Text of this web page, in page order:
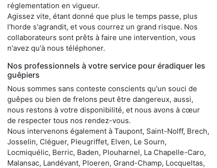
réglementation en vigueur.
Agissez vite, étant donné que plus le temps passe, plus
l'horde s'agrandit, et vous courrez un grand risque. Nos
collaborateurs sont prêts à faire une intervention, vous
n'avez qu'à nous téléphoner.
Nos professionnels à votre service pour éradiquer les
guêpiers
Nous sommes sans conteste conscients qu'un souci de
guêpes ou bien de frelons peut être dangereux, aussi,
nous restons à votre disponibilité, et nous avons à cœur
de respecter tous nos rendez-vous.
Nous intervenons également à Taupont, Saint-Nolff, Brech,
Josselin, Cléguer, Pleugriffet, Elven, Le Sourn,
Locmiquélic, Berric, Baden, Plouharnel, La Chapelle-Caro,
Malansac, Landévant, Ploeren, Grand-Champ, Locqueltas,